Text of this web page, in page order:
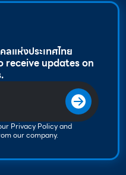
แห่งประเทศไทย
updates on
Privacy Policy and
our company.